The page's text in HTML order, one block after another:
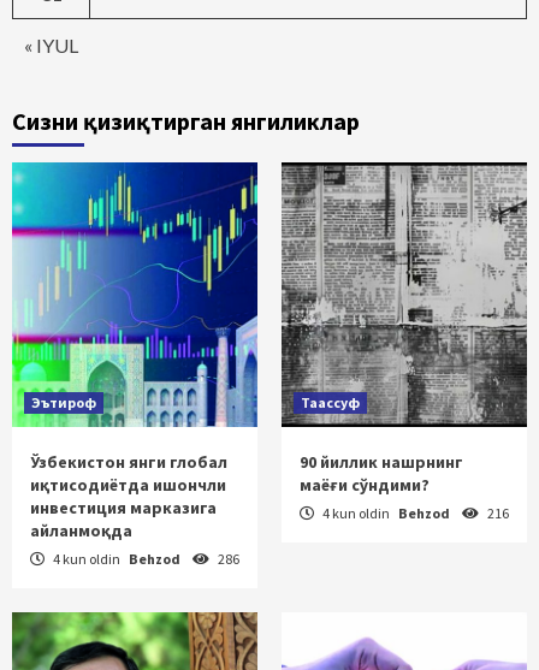
« IYUL
Сизни қизиқтирган янгиликлар
Эътироф
Ўзбекистон янги глобал
иқтисодиётда ишончли
инвестиция марказига
айланмоқда
4 kun oldin Behzod 286
Таассуф
90 йиллик нашрнинг
маёғи сўндими?
4 kun oldin Behzod 216